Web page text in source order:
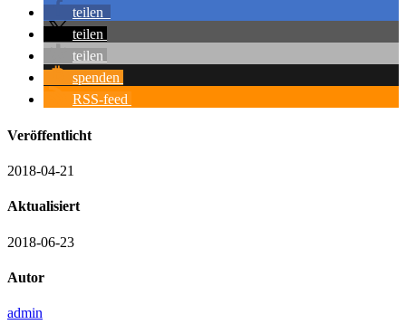
teilen
teilen
teilen
spenden
RSS-feed
Veröffentlicht
2018-04-21
Aktualisiert
2018-06-23
Autor
admin